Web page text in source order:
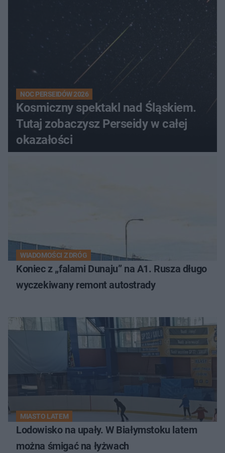
NOC PERSEIDÓW 2026
Kosmiczny spektakl nad Śląskiem.
Tutaj zobaczysz Perseidy w całej
okazałości
WIADOMOŚCI Z DRÓG
Koniec z „falami Dunaju” na A1. Rusza długo
wyczekiwany remont autostrady
MIASTO LATEM
Lodowisko na upały. W Białymstoku latem
można śmigać na łyżwach